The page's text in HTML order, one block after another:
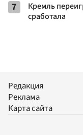
7
Кремль
сработала
Редакция
Реклама
Карта сайта